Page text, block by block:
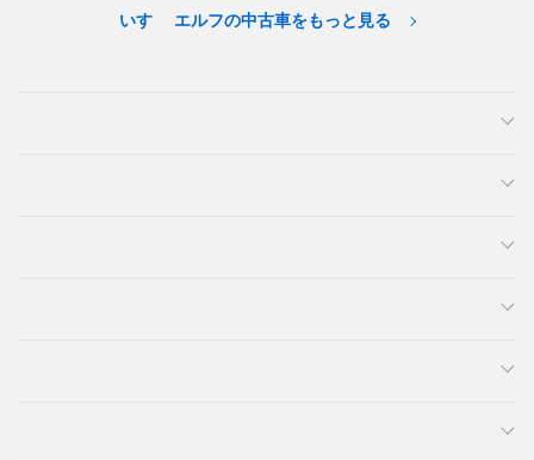
いすゞ エルフの中古車をもっと見る